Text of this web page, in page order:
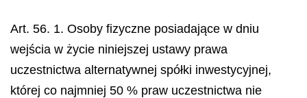
Art. 56. 1. Osoby fizyczne posiadające w dniu
wejścia w życie niniejszej ustawy prawa
uczestnictwa alternatywnej spółki inwestycyjnej,
której co najmniej 50 % praw uczestnictwa nie